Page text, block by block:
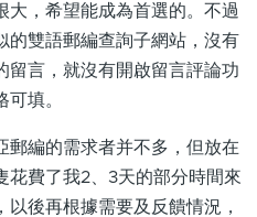
大，希望能成為首選的。不過
的雙語郵編查詢子網站，沒有
留言，就沒有開啟留言評論功
填。
編的需求者并不多，但放在
花費了我2、3天的部分時間來
後再根據需要及反饋情況，